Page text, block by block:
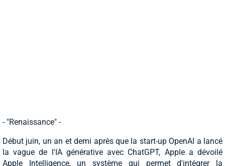
- "Renaissance" -
Début juin, un an et demi après que la start-up OpenAI a lancé
la vague de l'IA générative avec ChatGPT, Apple a dévoilé
Apple Intelligence, un système qui permet d'intégrer la